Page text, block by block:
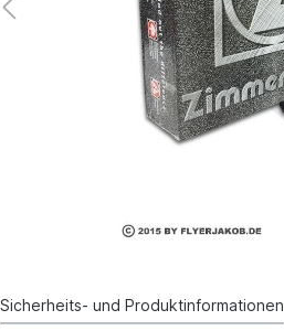
Sicherheits- und Produktinformationen